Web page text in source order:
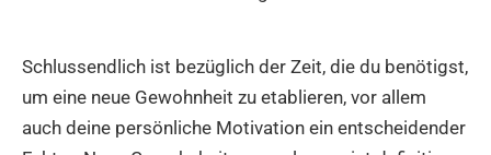
Schlussendlich ist bezüglich der Zeit, die du benötigst,
um eine neue Gewohnheit zu etablieren, vor allem
auch deine persönliche Motivation ein entscheidender